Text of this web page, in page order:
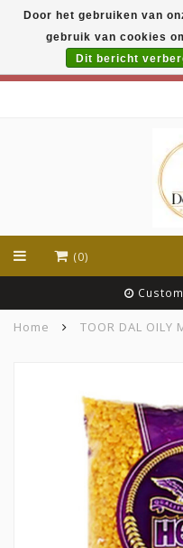
DeliSpice is your
exclusive brands like
and
(0)
Home TOOR DAL OILY
Door het gebruiken van
gebruik van cookies
Dit bericht